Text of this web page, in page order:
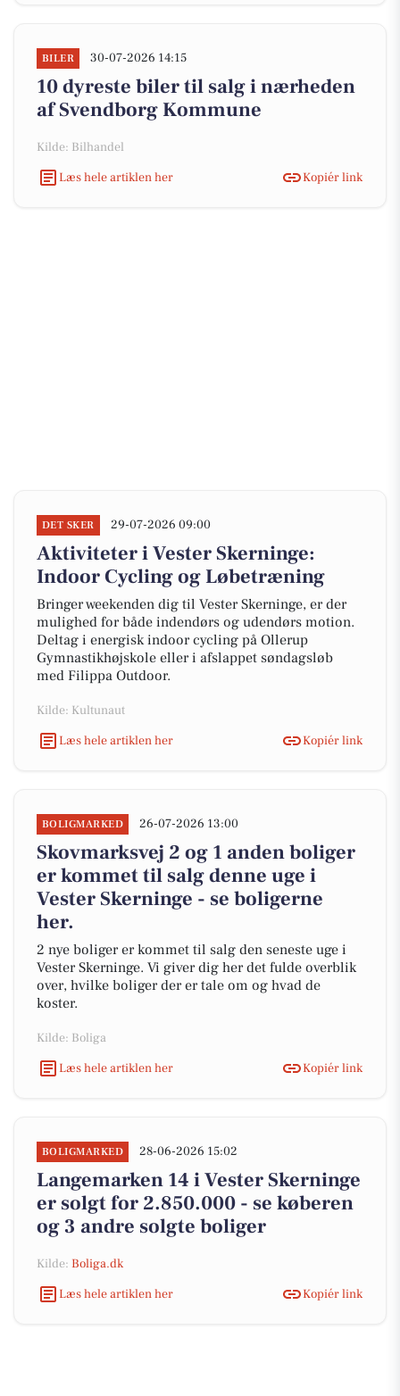
BILER 30-07-2026 14:15
10 dyreste biler til salg i nærheden
af Svendborg Kommune
Kilde: Bilhandel
Læs hele artiklen her
Kopiér link
DET SKER 29-07-2026 09:00
Aktiviteter i Vester Skerninge:
Indoor Cycling og Løbetræning
Bringer weekenden dig til Vester Skerninge, er der
mulighed for både indendørs og udendørs motion.
Deltag i energisk indoor cycling på Ollerup
Gymnastikhøjskole eller i afslappet søndagsløb
med Filippa Outdoor.
Kilde: Kultunaut
Læs hele artiklen her
Kopiér link
BOLIGMARKED 26-07-2026 13:00
Skovmarksvej 2 og 1 anden boliger
er kommet til salg denne uge i
Vester Skerninge - se boligerne
her.
2 nye boliger er kommet til salg den seneste uge i
Vester Skerninge. Vi giver dig her det fulde overblik
over, hvilke boliger der er tale om og hvad de
koster.
Kilde: Boliga
Læs hele artiklen her
Kopiér link
BOLIGMARKED 28-06-2026 15:02
Langemarken 14 i Vester Skerninge
er solgt for 2.850.000 - se køberen
og 3 andre solgte boliger
Kilde: Boliga.dk
Læs hele artiklen her
Kopiér link